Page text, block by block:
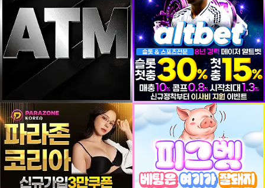
등록일 등록일
등록일 등록일